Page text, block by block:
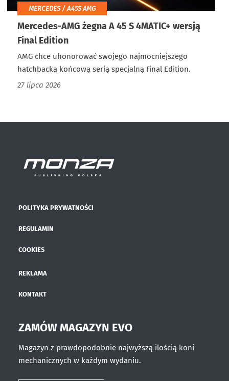
MERCEDES / A45S AMG
Mercedes-AMG żegna A 45 S 4MATIC+ wersją
Final Edition
AMG chce uhonorować swojego najmocniejszego
hatchbacka końcową serią specjalną Final Edition.
27 lipca 2026
POLITYKA PRYWATNOŚCI
REGULAMIN
COOKIES
REKLAMA
KONTAKT
ZAMÓW MAGAZYN EVO
Magazyn z prawdopodobnie najwyższą ilością koni
mechanicznych w każdym wydaniu.